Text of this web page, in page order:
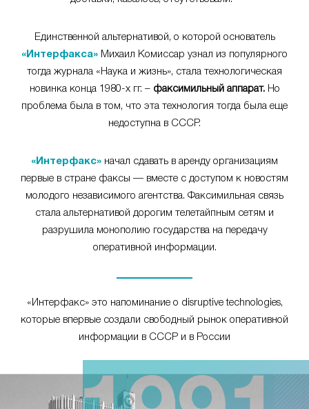
Единственной альтернативой, о которой основатель
«Интерфакса» Михаил Комиссар узнал из популярного
тогда журнала «Наука и жизнь», стала технологическая
новинка конца 1980-х гг. – факсимильный аппарат.Но
проблема была в том, что эта технология тогда была еще
недоступна в СССР.
«Интерфакс» начал сдавать в аренду организациям
первые в стране факсы — вместе с доступом к новостям
молодого независимого агентства. Факсимильная связь
стала альтернативой дорогим телетайпным сетям и
разрушила монополию государства на передачу
оперативной информации.
«Интерфакс» это напоминание о disruptive technologies,
которые впервые создали свободный рынок оперативной
информации в СССР и в России